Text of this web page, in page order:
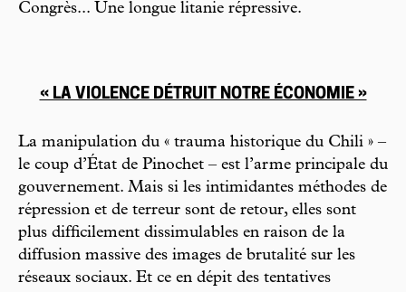
Congrès... Une longue litanie répressive.
« LA VIOLENCE DÉTRUIT NOTRE ÉCONOMIE »
La manipulation du « trauma historique du Chili » –
le coup d’État de Pinochet – est l’arme principale du
gouvernement. Mais si les intimidantes méthodes de
répression et de terreur sont de retour, elles sont
plus difficilement dissimulables en raison de la
diffusion massive des images de brutalité sur les
réseaux sociaux. Et ce en dépit des tentatives